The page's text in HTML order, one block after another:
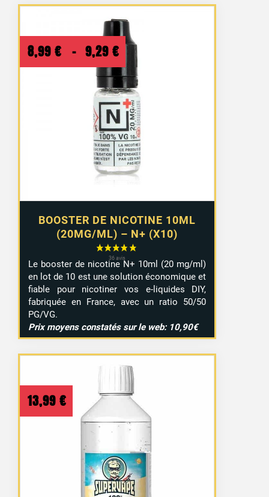
BOOSTER DE NICOTINE 10ML
(20MG/ML) – N+ (X10)
8,99 € – 9,29 € Plage
de
prix :
8,99 €
à
9,29 €
Le booster de nicotine N+ 10ml (20 mg/ml)
en lot de 10 est une solution économique et
fiable pour nicotiner vos e-liquides DIY,
fabriquée en France, avec un ratio 50/50
PG/VG.
Prix moyens constatés sur le web: 10,90€
13,99 €